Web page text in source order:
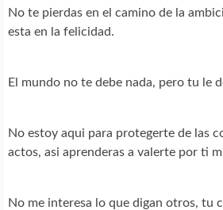
No te pierdas en el camino de la
esta en la felicidad.
El mundo no te debe nada, pero tu le
No estoy aqui para protegerte de las
actos, asi aprenderas a valerte por ti
No me interesa lo que digan otros, tu